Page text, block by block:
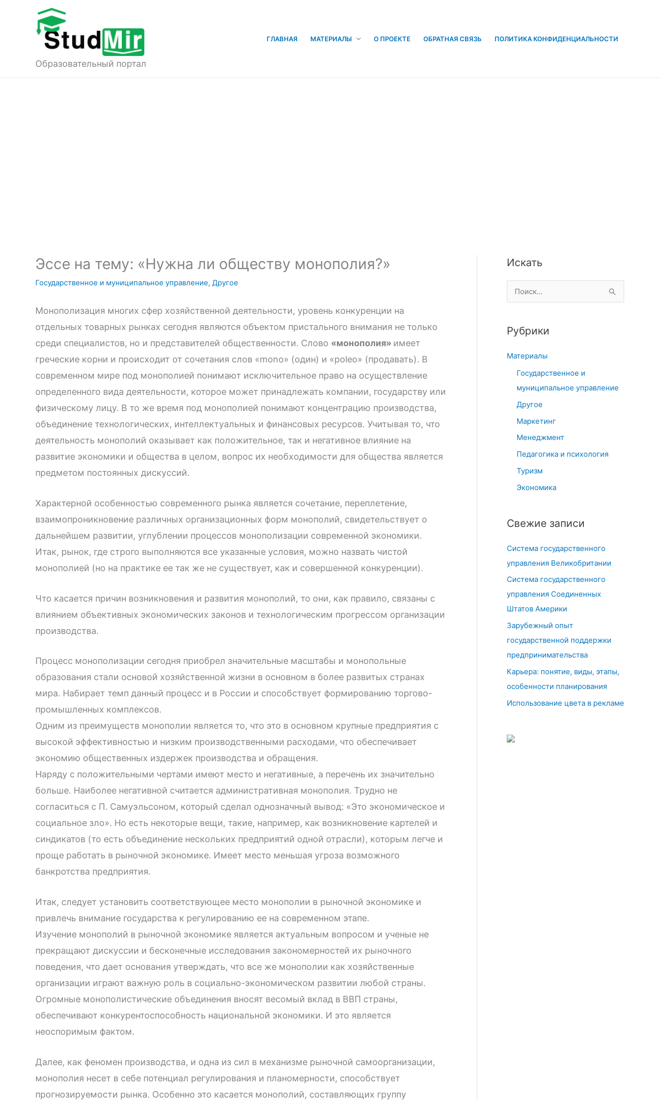
содержимому
Образовательный портал
ГЛАВНАЯ МАТЕРИАЛЫ О ПРОЕКТЕ ОБРАТНАЯ СВЯЗЬ ПОЛИТИКА КОНФИДЕНЦИАЛЬНОСТИ
Эссе на тему: «Нужна ли обществу монополия?»
Государственное и муниципальное управление, Другое
Монополизация многих сфер хозяйственной деятельности, уровень конкуренции на
отдельных товарных рынках сегодня являются объектом пристального внимания не только
среди специалистов, но и представителей общественности. Слово «монополия» имеет
греческие корни и происходит от сочетания слов «mono» (один) и «poleo» (продавать). В
современном мире под монополией понимают исключительное право на осуществление
определенного вида деятельности, которое может принадлежать компании, государству или
физическому лицу. В то же время под монополией понимают концентрацию производства,
объединение технологических, интеллектуальных и финансовых ресурсов. Учитывая то, что
деятельность монополий оказывает как положительное, так и негативное влияние на
развитие экономики и общества в целом, вопрос их необходимости для общества является
предметом постоянных дискуссий.
Характерной особенностью современного рынка является сочетание, переплетение,
взаимопроникновение различных организационных форм монополий, свидетельствует о
дальнейшем развитии, углублении процессов монополизации современной экономики.
Итак, рынок, где строго выполняются все указанные условия, можно назвать чистой
монополией (но на практике ее так же не существует, как и совершенной конкуренции).
Что касается причин возникновения и развития монополий, то они, как правило, связаны с
влиянием объективных экономических законов и технологическим прогрессом организации
производства.
Процесс монополизации сегодня приобрел значительные масштабы и монопольные
образования стали основой хозяйственной жизни в основном в более развитых странах
мира. Набирает темп данный процесс и в России и способствует формированию торгово-
промышленных комплексов.
Одним из преимуществ монополии является то, что это в основном крупные предприятия с
высокой эффективностью и низким производственными расходами, что обеспечивает
экономию общественных издержек производства и обращения.
Наряду с положительными чертами имеют место и негативные, а перечень их значительно
больше. Наиболее негативной считается административная монополия. Трудно не
согласиться с П. Самуэльсоном, который сделал однозначный вывод: «Это экономическое и
социальное зло». Но есть некоторые вещи, такие, например, как возникновение картелей и
синдикатов (то есть объединение нескольких предприятий одной отрасли), которым легче и
проще работать в рыночной экономике. Имеет место меньшая угроза возможного
банкротства предприятия.
Итак, следует установить соответствующее место монополии в рыночной экономике и
привлечь внимание государства к регулированию ее на современном этапе.
Изучение монополий в рыночной экономике является актуальным вопросом и ученые не
прекращают дискуссии и бесконечные исследования закономерностей их рыночного
поведения, что дает основания утверждать, что все же монополии как хозяйственные
организации играют важную роль в социально-экономическом развитии любой страны.
Огромные монополистические объединения вносят весомый вклад в ВВП страны,
обеспечивают конкурентоспособность национальной экономики. И это является
неоспоримым фактом.
Далее, как феномен производства, и одна из сил в механизме рыночной самоорганизации,
монополия несет в себе потенциал регулирования и планомерности, способствует
прогнозируемости рынка. Особенно это касается монополий, составляющих группу
Искать
о
с
:
Рубрики
Материалы
Государственное и
муниципальное управление
Другое
Маркетинг
Менеджмент
Педагогика и психология
Туризм
Экономика
Свежие записи
Система государственного
управления Великобритании
Система государственного
управления Соединенных
Штатов Америки
Зарубежный опыт
государственной поддержки
предпринимательства
Карьера: понятие, виды, этапы,
особенности планирования
Использование цвета в рекламе